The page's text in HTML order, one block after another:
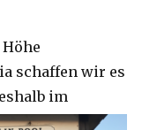
schaffen wir es
im